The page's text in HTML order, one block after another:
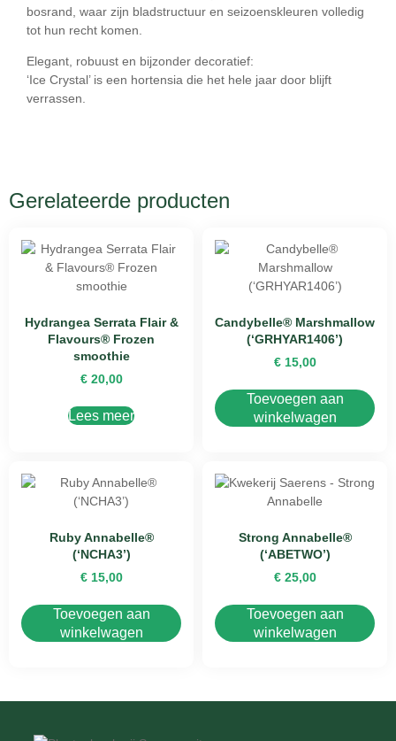
bosrand, waar zijn bladstructuur en seizoenskleuren volledig
tot hun recht komen.
Elegant, robuust en bijzonder decoratief:
‘Ice Crystal’ is een hortensia die het hele jaar door blijft
verrassen.
Gerelateerde producten
Hydrangea Serrata Flair &
Flavours® Frozen
smoothie
€20,00
Lees meer
Candybelle® Marshmallow
(‘GRHYAR1406’)
€15,00
Toevoegen aan
winkelwagen
Ruby Annabelle®
(‘NCHA3’)
€15,00
Toevoegen aan
winkelwagen
Strong Annabelle®
(‘ABETWO’)
€25,00
Toevoegen aan
winkelwagen